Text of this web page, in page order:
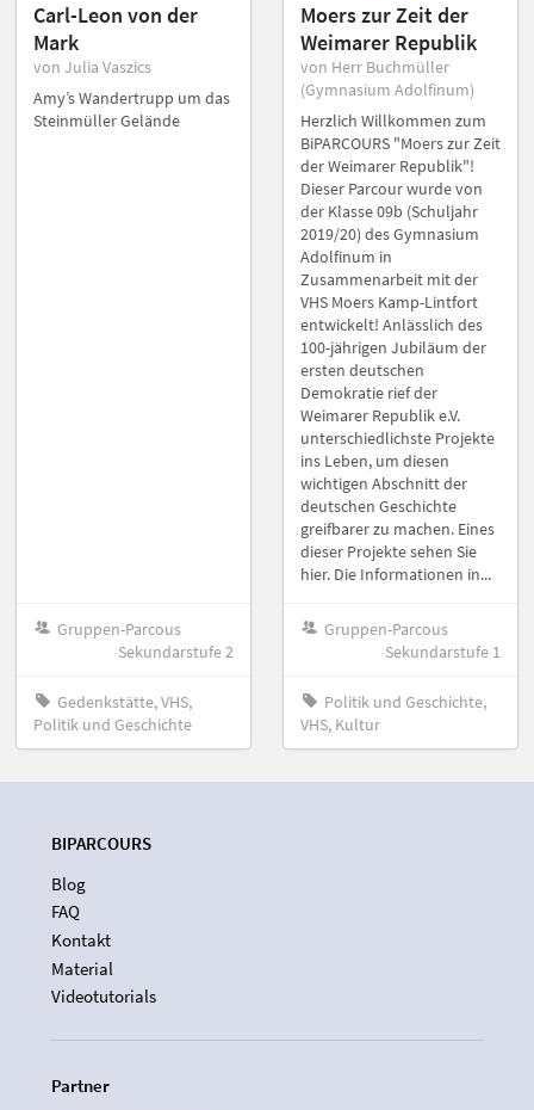
Carl-Leon von der
Mark
von Julia Vaszics
Amy’s Wandertrupp um das
Steinmüller Gelände
Gruppen-Parcous
Sekundarstufe 2
Gedenkstätte, VHS,
Politik und Geschichte
Moers zur Zeit der
Weimarer Republik
von Herr Buchmüller
(Gymnasium Adolfinum)
Herzlich Willkommen zum
BiPARCOURS "Moers zur Zeit
der Weimarer Republik"!
Dieser Parcour wurde von
der Klasse 09b (Schuljahr
2019/20) des Gymnasium
Adolfinum in
Zusammenarbeit mit der
VHS Moers Kamp-Lintfort
entwickelt! Anlässlich des
100-jährigen Jubiläum der
ersten deutschen
Demokratie rief der
Weimarer Republik e.V.
unterschiedlichste Projekte
ins Leben, um diesen
wichtigen Abschnitt der
deutschen Geschichte
greifbarer zu machen. Eines
dieser Projekte sehen Sie
hier. Die Informationen in...
Gruppen-Parcous
Sekundarstufe 1
Politik und Geschichte,
VHS, Kultur
BIPARCOURS
Blog
FAQ
Kontakt
Material
Videotutorials
Partner